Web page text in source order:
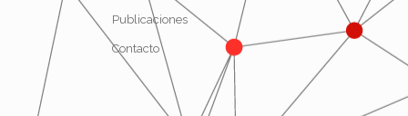
Publicaciones
Contacto